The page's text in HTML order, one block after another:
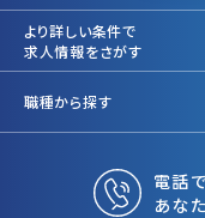
より詳しい条件で
求人情報をさがす
職種から探す
電話
あな